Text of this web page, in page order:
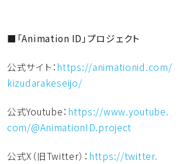
■「Animation ID」プロジェクト
公式サイト： https://animationid.com/
kizudarakeseijo/
公式Youtube： https://www.youtube.
com/@AnimationID.project
公式X（旧Twitter）： https://twitter.